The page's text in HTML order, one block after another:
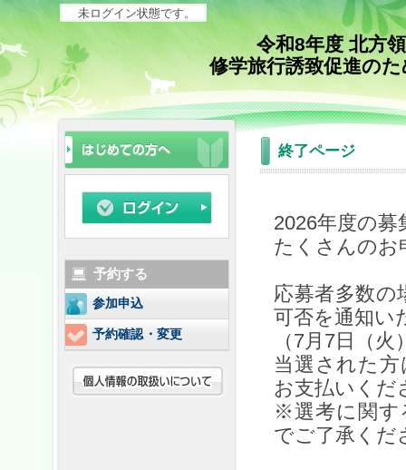
未ログイン状態です。
令和8年度 北方
修学旅行誘致促進の
予約する
参加申込
予約確認・変更
終了ページ
2026年度の
たくさんのお
応募者多数の
可否を通知い
（7月7日（火
当選された
お支払いくだ
※選考に関す
でご了承くだ